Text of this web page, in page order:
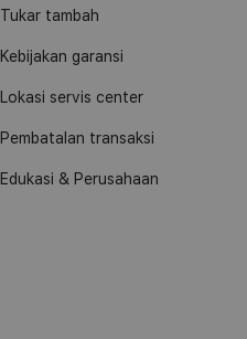
Tukar tambah
Kebijakan garansi
Lokasi servis center
Pembatalan transaksi
Edukasi & Perusahaan